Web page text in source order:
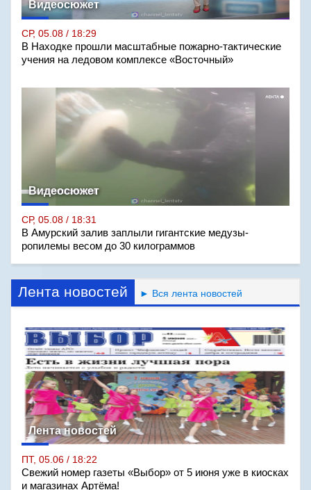
Видеосюжет
СР, 05.08 / 18:29
В Находке прошли масштабные пожарно-тактические
учения на ледовом комплексе «Восточный»
Видеосюжет
СР, 05.08 / 18:31
В Амурский залив заплыли гигантские медузы-
ропилемы весом до 30 килограммов
Лента новостей ► Вся лента новостей
Лента новостей
ПТ, 05.06 / 18:22
Свежий номер газеты «Выбор» от 5 июня уже в киосках
и магазинах Артёма!